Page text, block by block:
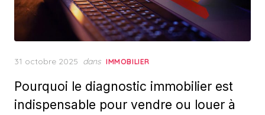
Posted
31 octobre 2025 dans IMMOBILIER
Pourquoi le diagnostic immobilier est
indispensable pour vendre ou louer à